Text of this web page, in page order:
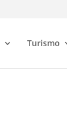
Turismo